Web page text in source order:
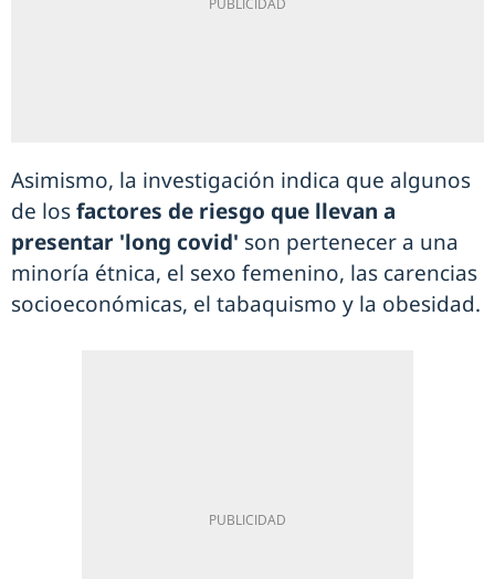
Asimismo, la investigación indica que algunos
de losfactores de riesgo que llevan a
presentar 'long covid' son pertenecer a una
minoría étnica, el sexo femenino, las carencias
socioeconómicas, el tabaquismo y la obesidad.